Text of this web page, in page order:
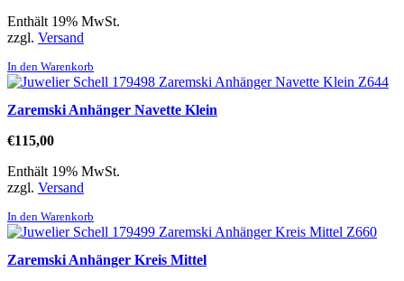
Enthält 19% MwSt.
zzgl. Versand
In den Warenkorb
Zaremski Anhänger Navette Klein
€115,00
Enthält 19% MwSt.
zzgl. Versand
In den Warenkorb
Zaremski Anhänger Kreis Mittel